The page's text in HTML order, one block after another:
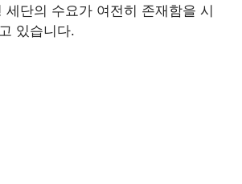
단의 수요가 여전히 존재함을 시
있습니다.